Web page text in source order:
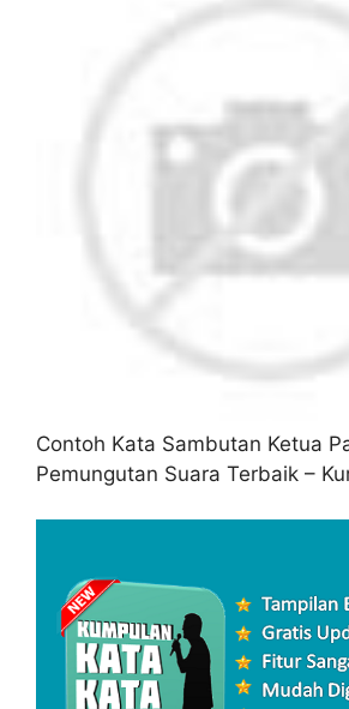
Contoh Kata Sambutan Ketua
Pemungutan Suara Terbaik –